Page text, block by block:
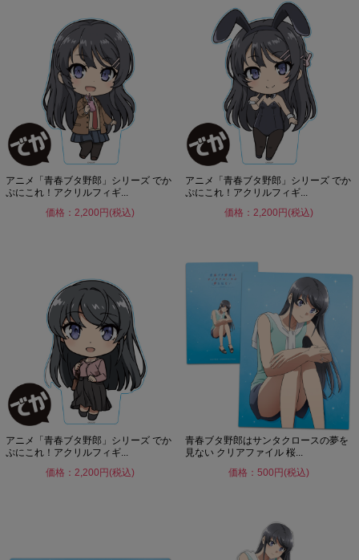
アニメ「青春ブタ野郎」シリーズ でか
ぷにこれ！アクリルフィギ...
価格：2,200円(税込)
アニメ「青春ブタ野郎」シリーズ でか
ぷにこれ！アクリルフィギ...
価格：2,200円(税込)
アニメ「青春ブタ野郎」シリーズ でか
ぷにこれ！アクリルフィギ...
価格：2,200円(税込)
青春ブタ野郎はサンタクロースの夢を
見ない クリアファイル 桜...
価格：500円(税込)